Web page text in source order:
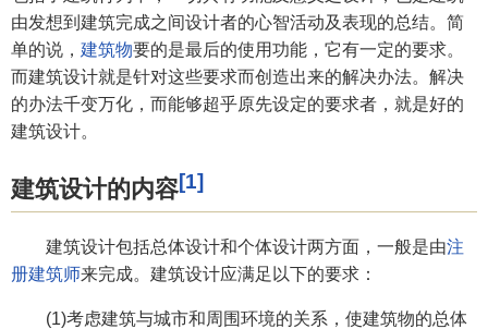
由发想到建筑完成之间设计者的心智活动及表现的总结。简
单的说， 建筑物要的是最后的使用功能，它有一定的要求。
而建筑设计就是针对这些要求而创造出来的解决办法。解决
的办法千变万化，而能够超乎原先设定的要求者，就是好的
建筑设计。
建筑设计的内容[1]
建筑设计包括总体设计和个体设计两方面，一般是由注
册建筑师来完成。建筑设计应满足以下的要求：
(1)考虑建筑与城市和周围环境的关系，使建筑物的总体